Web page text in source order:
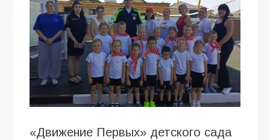
«Движение Первых» детского сада